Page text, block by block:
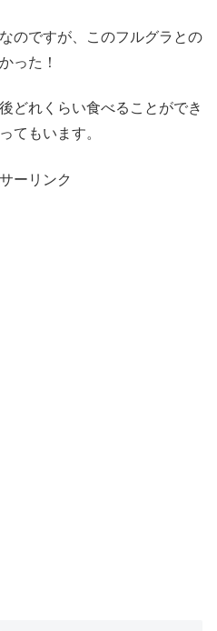
のですが、このフルグラとの
った！
どれくらい食べることができ
てもいます。
ーリンク